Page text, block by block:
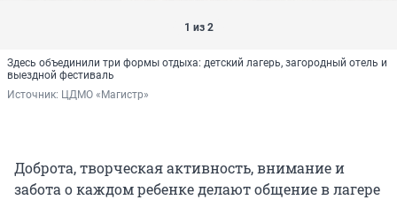
1 из 2
Здесь объединили три формы отдыха: детский лагерь, загородный отель и
выездной фестиваль
Источник: ЦДМО «Магистр»
Доброта, творческая активность, внимание и
забота о каждом ребенке делают общение в лагере